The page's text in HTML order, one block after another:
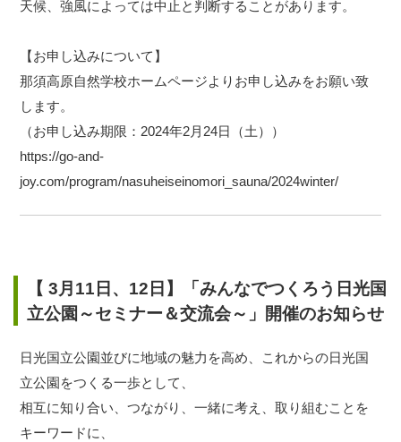
天候、強風によっては中止と判断することがあります。
【お申し込みについて】
那須高原自然学校ホームページよりお申し込みをお願い致
します。
（お申し込み期限：2024年2月24日（土））
https://go-and-
joy.com/program/nasuheiseinomori_sauna/2024winter/
【 3月11日、12日】「みんなでつくろう日光国
立公園～セミナー＆交流会～」開催のお知らせ
日光国立公園並びに地域の魅力を高め、これからの日光国
立公園をつくる一歩として、
相互に知り合い、つながり、一緒に考え、取り組むことを
キーワードに、